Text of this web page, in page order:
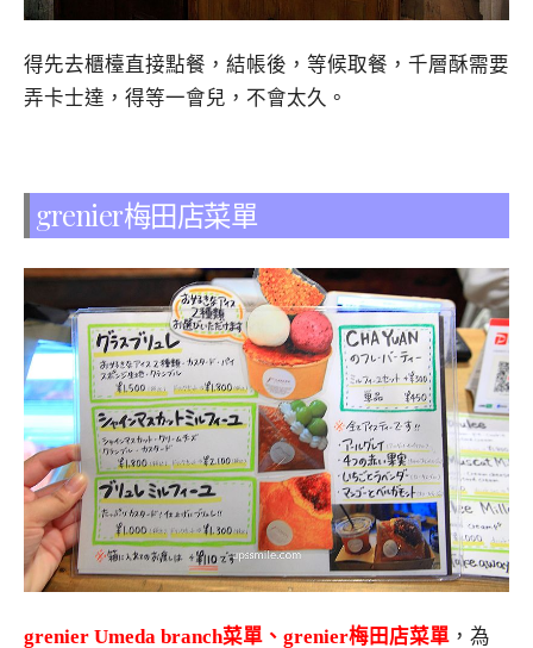
得先去櫃檯直接點餐，結帳後，等候取餐，千層酥需要
弄卡士達，得等一會兒，不會太久。
grenier梅田店菜單
grenier Umeda branch菜單、grenier梅田店菜單 ，為